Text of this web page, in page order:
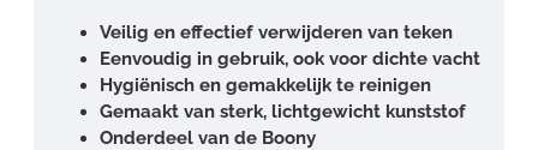
Veilig en effectief verwijderen van teken
Eenvoudig in gebruik, ook voor dichte vacht
Hygiënisch en gemakkelijk te reinigen
Gemaakt van sterk, lichtgewicht kunststof
Onderdeel van de Boony